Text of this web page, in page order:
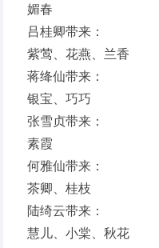
媚春
吕桂卿带来：
紫莺、花燕、兰香
蒋绛仙带来：
银宝、巧巧
张雪贞带来：
素霞
何雅仙带来：
茶卿、桂枝
陆绮云带来：
慧儿、小棠、秋花